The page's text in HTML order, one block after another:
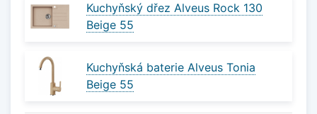
Kuchyňský dřez Alveus Rock 130
Beige 55
Kuchyňská baterie Alveus Tonia
Beige 55